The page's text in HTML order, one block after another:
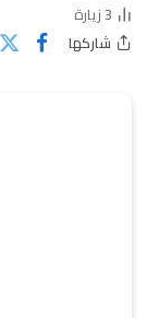
3زيارة
شاركها